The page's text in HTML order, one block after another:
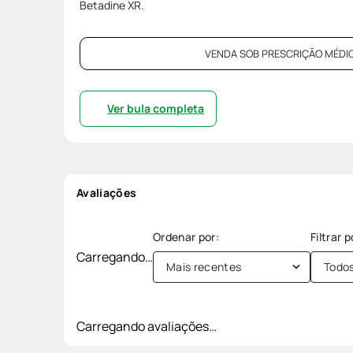
Betadine XR.
VENDA SOB PRESCRIÇÃO
Ver bula completa
Avaliações
Carregando…
Mais recentes
Carregando avaliações…